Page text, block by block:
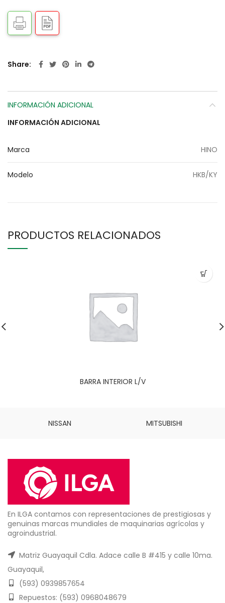
Share
INFORMACIÓN ADICIONAL
INFORMACIÓN ADICIONAL
Marca HINO
Modelo HKB/KY
PRODUCTOS RELACIONADOS
BARRA INTERIOR L/V
NISSAN MITSUBISHI
En ILGA contamos con representaciones de prestigiosas y
genuinas marcas mundiales de maquinarias agrícolas y
agroindustrial.
Matriz Guayaquil Cdla. Adace calle B #415 y calle 10ma.
Guayaquil,
(593) 0939857654
Repuestos: (593) 0968048679